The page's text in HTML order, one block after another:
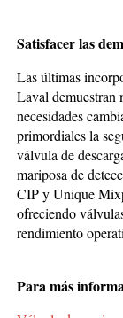
Satisfacer las
Las últimas
Laval demuestran
necesidades
primordiales la
válvula de
mariposa de
CIP y Unique
ofreciendo
rendimiento
Para más